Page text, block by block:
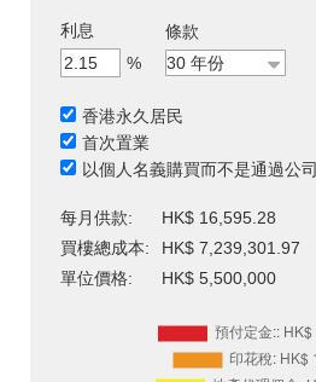
利息
%
條款
香港永久居民
首次置業
以個人名義購買而不是通過公司
每月供款:
HK$ 16,595.28
買樓總成本:
HK$ 7,239,301.97
單位價格:
HK$ 5,500,000